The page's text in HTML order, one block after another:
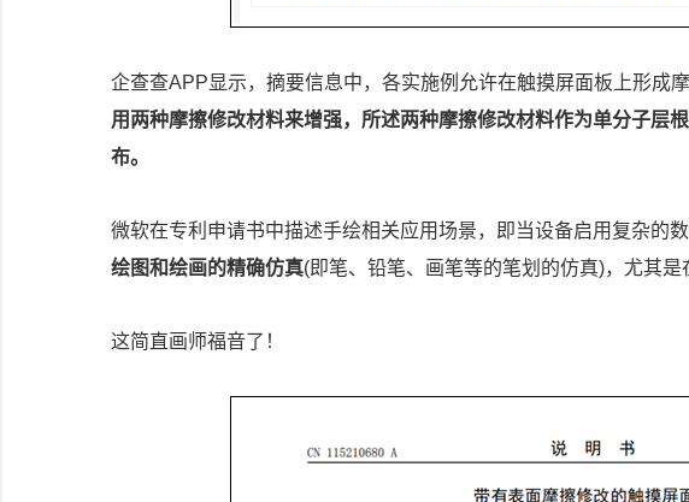
企查查APP显示，摘要信息中，各实施例允许在触摸屏面板上形成
用两种摩擦修改材料来增强，所述两种摩擦修改材料作为单分子层
布。
微软在专利申请书中描述手绘相关应用场景，即当设备启用复杂的数
绘图和绘画的精确仿真(即笔、铅笔、画笔等的笔划的仿真)，尤其是
这简直画师福音了！